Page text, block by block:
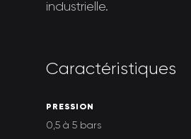
industrielle.
Caractéristiques
P R ESS O N
0,5 à 5 bars